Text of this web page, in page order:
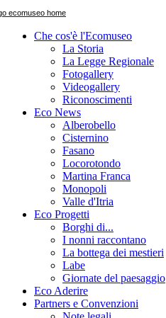
Che cos'è l'Ecomuseo
La Storia
La Legge Regionale
Fotogallery
Videogallery
Riconoscimenti
Eco News
Alberobello
Cisternino
Fasano
Locorotondo
Martina Franca
Monopoli
Valle d'Itria
Eco Progetti
Borghi di...
I nonni raccontano
La bottega dei mestieri
Labe
Giornate del paesaggio
Eco Aderire
Partners e Convenzioni